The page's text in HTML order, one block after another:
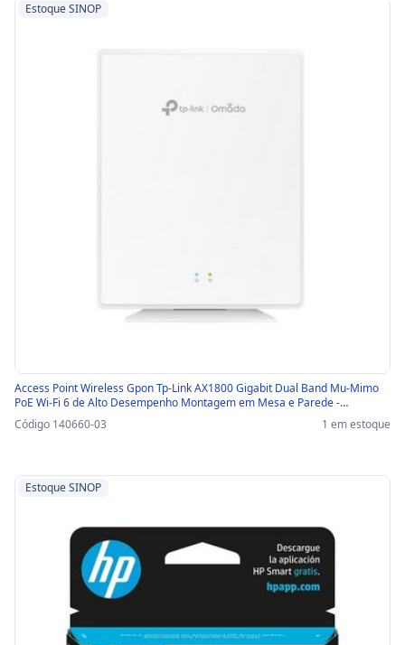
Estoque SINOP
Access Point Wireless Gpon Tp-Link AX1800 Gigabit Dual Band Mu-Mimo
PoE Wi-Fi 6 de Alto Desempenho Montagem em Mesa e Parede -
EAP610GP-Desktop-SINOP-03 - EAP610GP-DESKTOP
Código 140660-03 1 em estoque
Estoque SINOP